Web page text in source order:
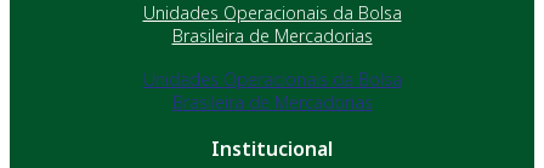
Unidades Operacionais da Bolsa
Brasileira de Mercadorias
Unidades Operacionais da Bolsa
Brasileira de Mercadorias
Institucional